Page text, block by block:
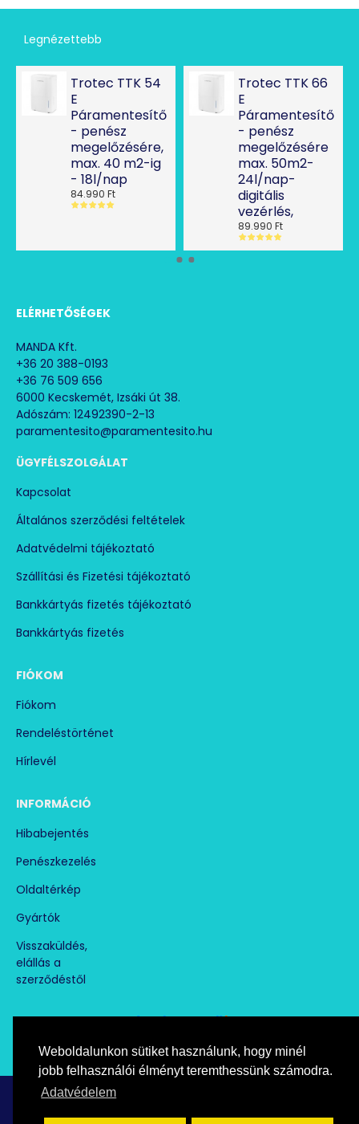
Weboldalunkon sütiket használunk, hogy minél
jobb felhasználói élményt teremthessünk számodra.
Adatvédelem
Legnézettebb
Trotec TTK 54
E
Páramentesítő
- penész
megelőzésére,
max. 40 m2-ig
- 18l/nap
84.990 Ft
Trotec TTK 66
E
Páramentesítő
- penész
megelőzésére
max. 50m2-
24l/nap-
digitális
vezérlés,
89.990 Ft
ELÉRHETŐSÉGEK
MANDA Kft.
+36 20 388-0193
+36 76 509 656
6000 Kecskemét, Izsáki út 38.
Adószám: 12492390-2-13
paramentesito@paramentesito.hu
ÜGYFÉLSZOLGÁLAT
Kapcsolat
Általános szerződési feltételek
Adatvédelmi tájékoztató
Szállítási és Fizetési tájékoztató
Bankkártyás fizetés tájékoztató
Bankkártyás fizetés
FIÓKOM
Fiókom
Rendeléstörténet
Hírlevél
INFORMÁCIÓ
Hibabejentés
Penészkezelés
Oldaltérkép
Gyártók
Visszaküldés,
elállás a
szerződéstől
Árukereső.hu
marketplace partner
Copyright © paramentesito.hu, All Rights Reserved